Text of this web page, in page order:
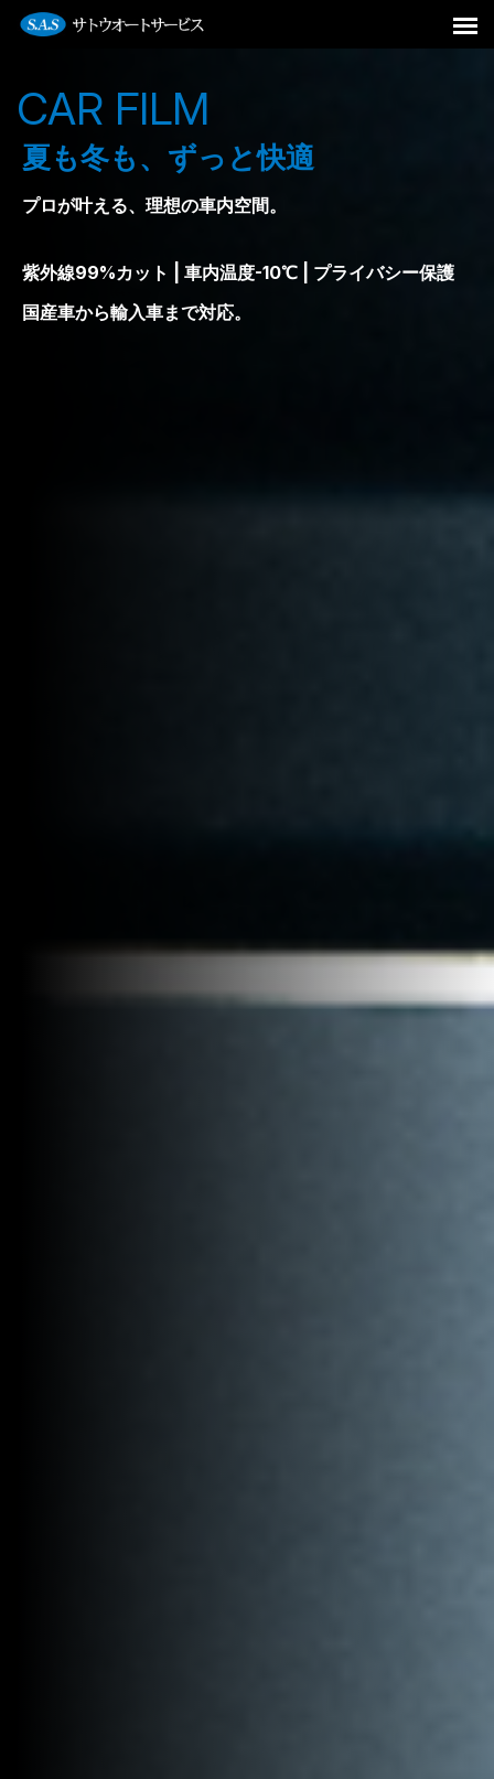
CAR FILM
夏も冬も、ずっと快適
プロが叶える、理想の車内空間。
紫外線99%カット | 車内温度-10℃ | プライバシー保護
国産車から輸入車まで対応。